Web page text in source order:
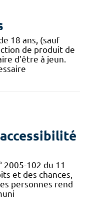
18 ans, (sauf
de produit de
d'être à jeun.
2005-102 du 11
et des chances,
personnes rend